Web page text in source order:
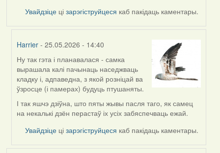
Увайдзіце цізарэгіструйцеся каб пакідаць каментары.
Harrier - 25.05.2026 - 14:40
In
reply
to
by
Alla
V
Ну так гэта і планавалася - самка
вырашала калі пачынаць наседжваць
кладку і, адпаведна, з якой розніцай ва
ўзросце (і памерах) будуць птушаняты.
І так яшчэ дзіўна, што пяты жывы пасля таго, як самец
на некалькі дзён перастаў іх усіх забяспечваць ежай.
Увайдзіце цізарэгіструйцеся каб пакідаць каментары.